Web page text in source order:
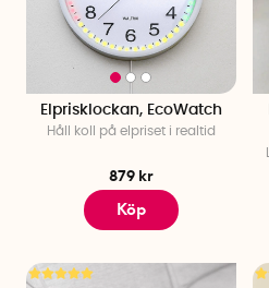
Elprisklockan, EcoWatch
Håll koll på elpriset i realtid
879 kr
Köp